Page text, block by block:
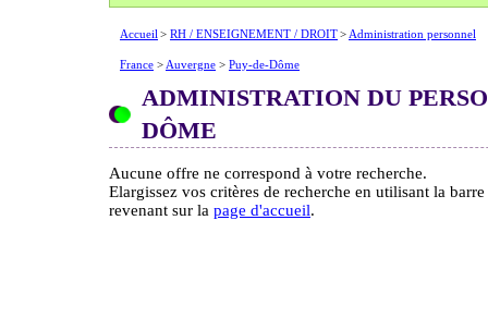
Accueil > RH / ENSEIGNEMENT / DROIT> Administration personnel
France > Auvergne > Puy-de-Dôme
ADMINISTRATION DU
DÔME
Aucune offre ne correspond à votre recherche.
Elargissez vos critères de recherche en utilisant la
revenant sur la page d'accueil.